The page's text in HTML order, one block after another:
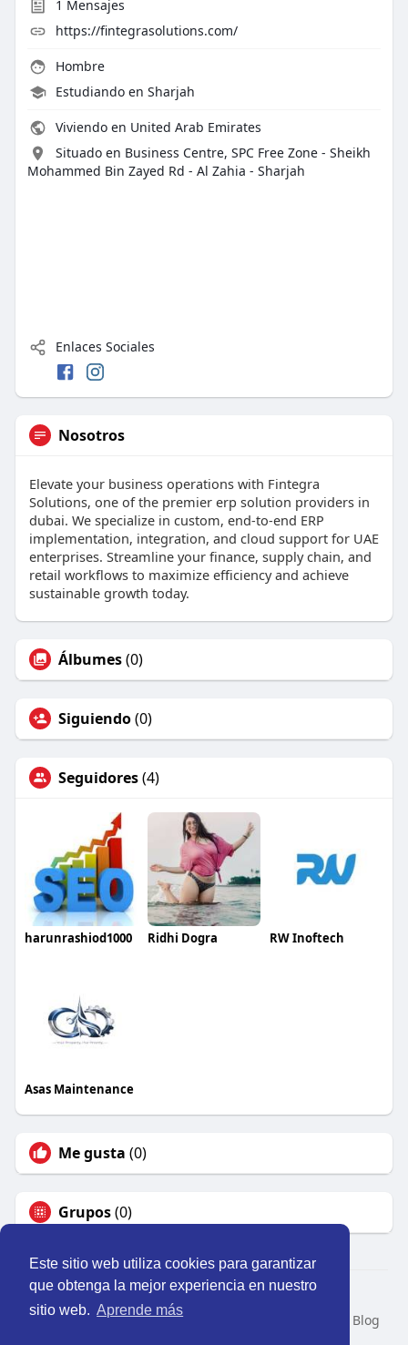
Este sitio web utiliza cookies para garantizar
que obtenga la mejor experiencia en nuestro
sitio web. Aprende más
1 Mensajes
https://fintegrasolutions.com/
Hombre
Estudiando en Sharjah
Viviendo en United Arab Emirates
Situado en Business Centre, SPC Free Zone - Sheikh
Mohammed Bin Zayed Rd - Al Zahia - Sharjah
Enlaces Sociales
Nosotros
Elevate your business operations with Fintegra
Solutions, one of the premier erp solution providers in
dubai. We specialize in custom, end-to-end ERP
implementation, integration, and cloud support for UAE
enterprises. Streamline your finance, supply chain, and
retail workflows to maximize efficiency and achieve
sustainable growth today.
Álbumes(0)
Siguiendo(0)
Seguidores(4)
harunrashiod1000 Ridhi Dogra RW Inoftech
Asas Maintenance
Me gusta (0)
Grupos(0)
© 2026 Perú Activo
Inicio
Nosotros Contacto
Blog